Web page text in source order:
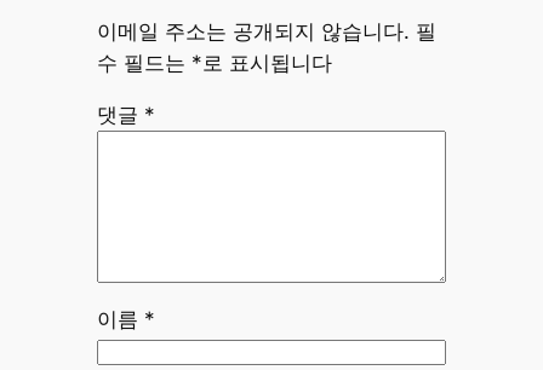
이메일 주소는 공개되지 않습니다. 필
수 필드는 * 로 표시됩니다
댓글 *
이름 *